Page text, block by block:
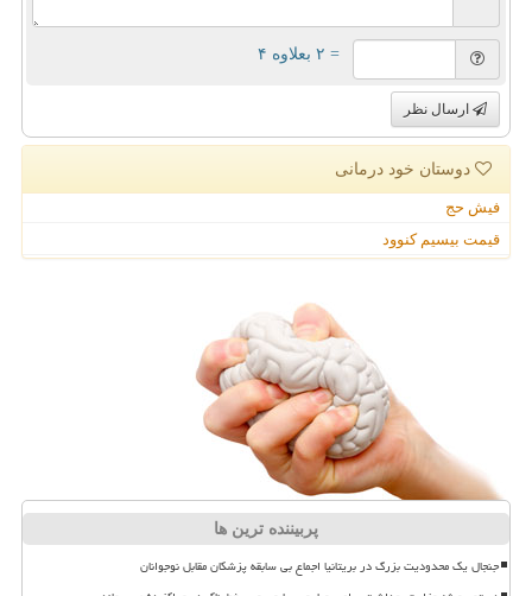
= ۲ بعلاوه ۴
ارسال نظر
دوستان خود درمانی
فیش حج
قیمت بیسیم کنوود
پربیننده ترین ها
جنجال یک محدودیت بزرگ در بریتانیا اجماع بی سابقه پزشکان مقابل نوجوانان